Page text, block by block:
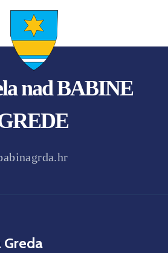
nad BABINE
Greda